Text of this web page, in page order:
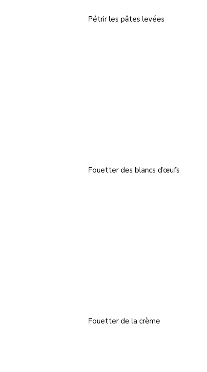
Pétrir les pâtes levées
Fouetter des blancs d’œufs
Fouetter de la crème